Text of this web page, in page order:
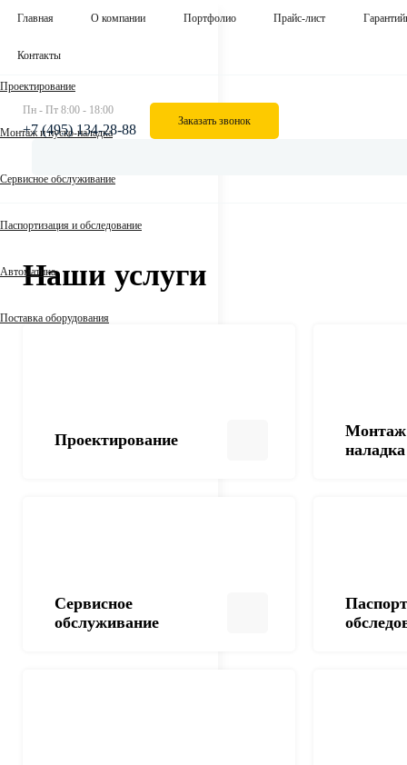
Проектирование
Монтаж и пуско-наладка
Сервисное обслуживание
Паспортизация и обследование
Автоматика
Поставка оборудования
Главная О компании Портфолио Прайс-лист
Контакты
Пн - Пт 8:00 - 18:00
+7 (495) 134-28-88
Заказать звонок
Наши услуги
Проектирование
Монтаж
наладка
Сервисное
обслуживание